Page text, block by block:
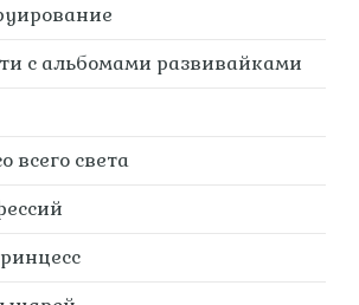
с альбомами развивайками
всего света